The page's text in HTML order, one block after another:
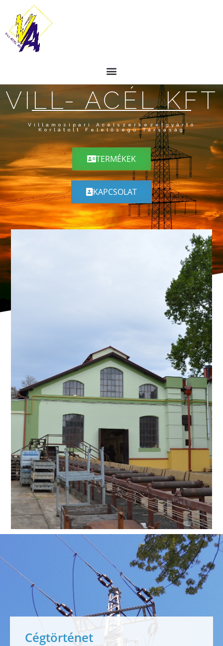
VILL- ACÉL KFT
Villamosipari Acélszerkezetgyártó
Korlátolt Felelőségű Társaság
TERMÉKEK
KAPCSOLAT
Cégtörténet